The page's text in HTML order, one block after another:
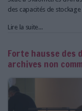
des capacités de
Lire la suite...
Forte hausse des
archives non